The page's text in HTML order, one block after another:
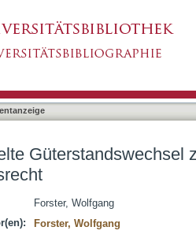
Güterstandswechsel
Forster, Wolfgang
Forster, Wolfgang